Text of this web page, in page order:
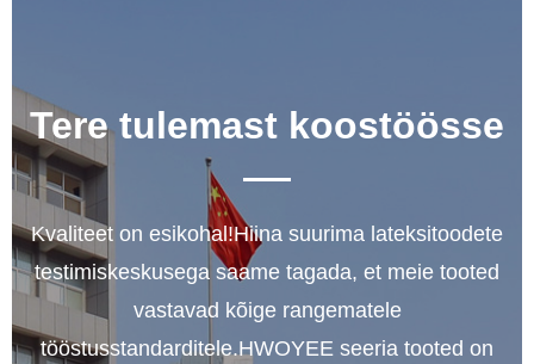
Tere tulemast koostöösse
Kvaliteet on esikohal!Hiina suurima lateksitoodete
testimiskeskusega saame tagada, et meie tooted
vastavad kõige rangematele
tööstusstandarditele.HWOYEE seeria tooted on